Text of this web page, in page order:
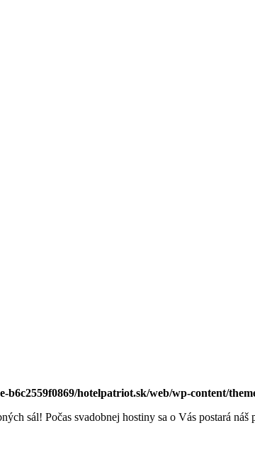
b6c2559f0869/hotelpatriot.sk/web/wp-content/
sál! Počas svadobnej hostiny sa o Vás postará